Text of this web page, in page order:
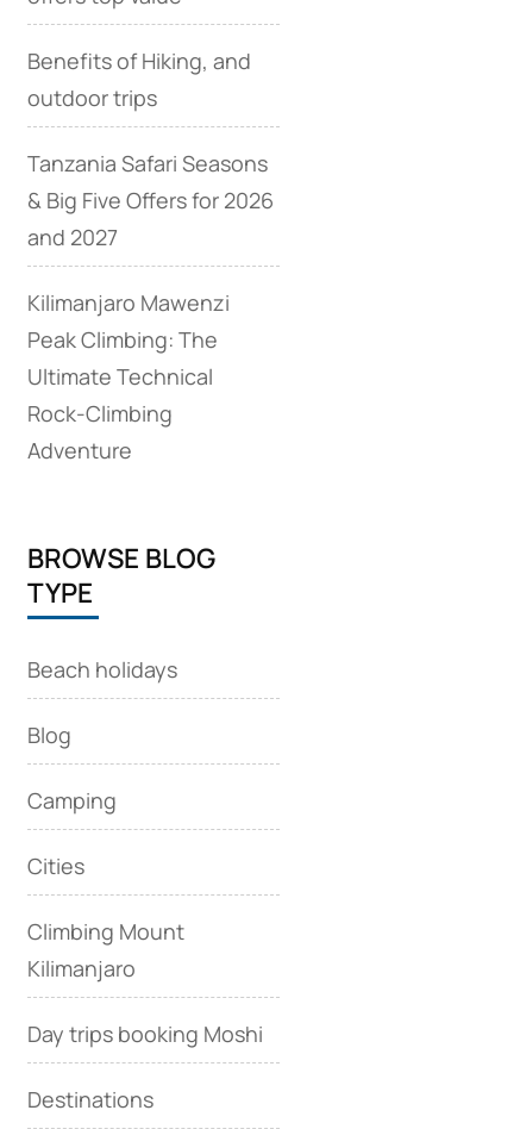
Benefits of Hiking, and
outdoor trips
Tanzania Safari Seasons
& Big Five Offers for 2026
and 2027
Kilimanjaro Mawenzi
Peak Climbing: The
Ultimate Technical
Rock‑Climbing
Adventure
BROWSE BLOG
TYPE
Beach holidays
Blog
Camping
Cities
Climbing Mount
Kilimanjaro
Day trips booking Moshi
Destinations